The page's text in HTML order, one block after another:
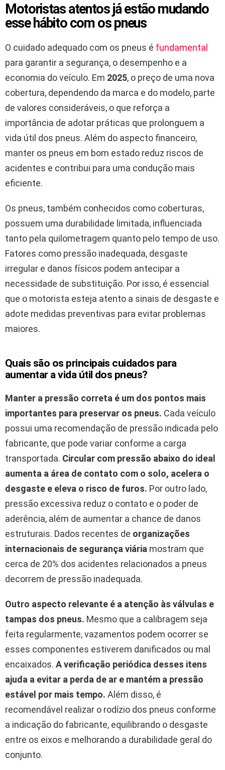
Motoristas atentos já estão mudando
esse hábito com os pneus
O cuidado adequado com os pneus é fundamental
para garantir a segurança, o desempenho e a
economia do veículo. Em 2025, o preço de uma nova
cobertura, dependendo da marca e do modelo, parte
de valores consideráveis, o que reforça a
importância de adotar práticas que prolonguem a
vida útil dos pneus. Além do aspecto financeiro,
manter os pneus em bom estado reduz riscos de
acidentes e contribui para uma condução mais
eficiente.
Os pneus, também conhecidos como coberturas,
possuem uma durabilidade limitada, influenciada
tanto pela quilometragem quanto pelo tempo de uso.
Fatores como pressão inadequada, desgaste
irregular e danos físicos podem antecipar a
necessidade de substituição. Por isso, é essencial
que o motorista esteja atento a sinais de desgaste e
adote medidas preventivas para evitar problemas
maiores.
Quais são os principais cuidados para
aumentar a vida útil dos pneus?
Manter a pressão correta é um dos pontos mais
importantes para preservar os pneus. Cada veículo
possui uma recomendação de pressão indicada pelo
fabricante, que pode variar conforme a carga
transportada. Circular com pressão abaixo do ideal
aumenta a área de contato com o solo, acelera o
desgaste e eleva o risco de furos. Por outro lado,
pressão excessiva reduz o contato e o poder de
aderência, além de aumentar a chance de danos
estruturais. Dados recentes de organizações
internacionais de segurança viária mostram que
cerca de 20% dos acidentes relacionados a pneus
decorrem de pressão inadequada.
Outro aspecto relevante é a atenção às válvulas e
tampas dos pneus. Mesmo que a calibragem seja
feita regularmente, vazamentos podem ocorrer se
esses componentes estiverem danificados ou mal
encaixados. A verificação periódica desses itens
ajuda a evitar a perda de ar e mantém a pressão
estável por mais tempo. Além disso, é
recomendável realizar o rodízio dos pneus conforme
a indicação do fabricante, equilibrando o desgaste
entre os eixos e melhorando a durabilidade geral do
conjunto.